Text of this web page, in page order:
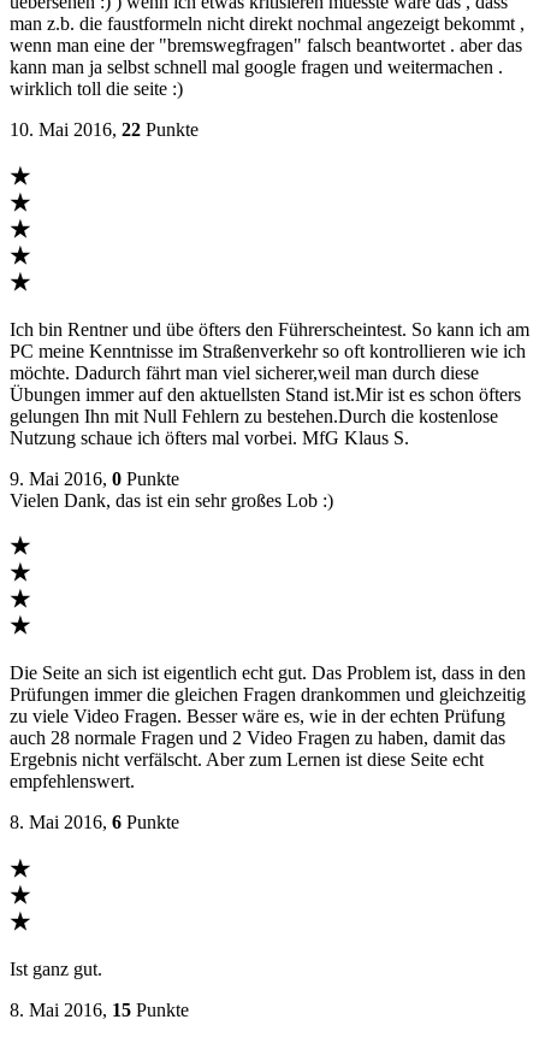
man z.b. die faustformeln nicht direkt nochmal angezeigt bekommt ,
wenn man eine der "bremswegfragen" falsch beantwortet . aber das
kann man ja selbst schnell mal google fragen und weitermachen .
wirklich toll die seite :)
10. Mai 2016, 22 Punkte
★
★
★
★
★
Ich bin Rentner und übe öfters den Führerscheintest. So kann ich am
PC meine Kenntnisse im Straßenverkehr so oft kontrollieren wie ich
möchte. Dadurch fährt man viel sicherer,weil man durch diese
Übungen immer auf den aktuellsten Stand ist.Mir ist es schon öfters
gelungen Ihn mit Null Fehlern zu bestehen.Durch die kostenlose
Nutzung schaue ich öfters mal vorbei. MfG Klaus S.
9. Mai 2016, 0 Punkte
Vielen Dank, das ist ein sehr großes Lob :)
★
★
★
★
Die Seite an sich ist eigentlich echt gut. Das Problem ist, dass in den
Prüfungen immer die gleichen Fragen drankommen und gleichzeitig
zu viele Video Fragen. Besser wäre es, wie in der echten Prüfung
auch 28 normale Fragen und 2 Video Fragen zu haben, damit das
Ergebnis nicht verfälscht. Aber zum Lernen ist diese Seite echt
empfehlenswert.
8. Mai 2016, 6 Punkte
★
★
★
Ist ganz gut.
8. Mai 2016, 15 Punkte